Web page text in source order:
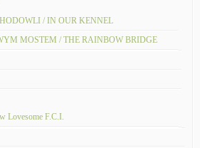
/ IN OUR KENNEL
MOSTEM / THE RAINBOW BRIDGE
Lovesome F.C.I.